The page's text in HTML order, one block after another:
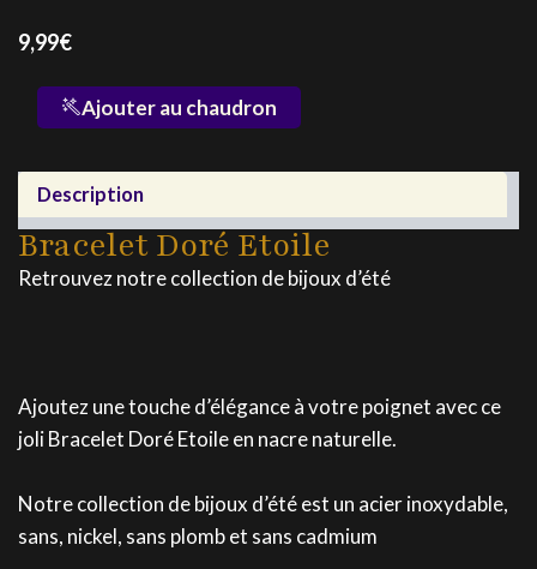
9,99€
quantité
Doré
Etoile
Ajouter au chaudron
Description
Bracelet Doré Etoile
Retrouvez notre collection de bijoux d’été
Ajoutez une touche d’élégance à votre poignet avec ce
joli Bracelet Doré Etoile en nacre naturelle.
Notre collection de bijoux d’été est un acier inoxydable,
sans, nickel, sans plomb et sans cadmium